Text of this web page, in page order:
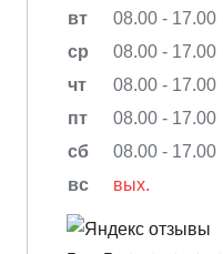
вт
08.00 - 17.00
ср
08.00 - 17.00
чт
08.00 - 17.00
пт
08.00 - 17.00
сб
08.00 - 17.00
вс
вых.